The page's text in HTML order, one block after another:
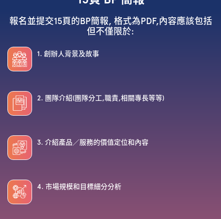
報名並提交15頁的BP簡報, 格式為PDF,內容應該包括
但不僅限於:
1. 創辦人背景及故事
2. 團隊介紹(團隊分工,職責,相關專長等等)
3. 介紹產品／服務的價值定位和內容
4. 市場規模和目標細分分析